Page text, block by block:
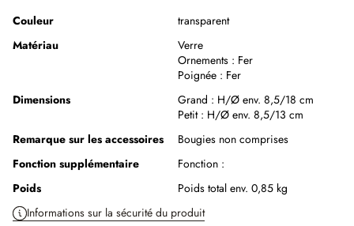
Couleur
transparent
Matériau
Verre
Ornements : Fer
Poignée : Fer
Dimensions
Grand : H/Ø env. 8,5/18 cm
Petit : H/Ø env. 8,5/13 cm
Remarque sur les accessoires
Bougies non comprises
Fonction supplémentaire
Fonction :
Poids
Poids total env. 0,85 kg
Informations sur la sécurité du produit